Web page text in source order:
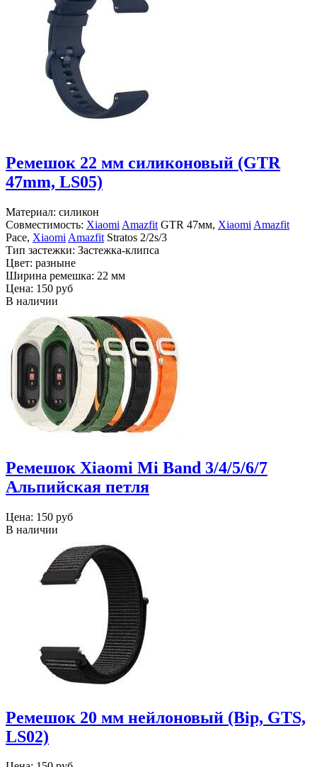
Ремешок 22 мм силиконовый (GTR
47mm, LS05)
Материал: силикон
Совместимость: Xiaomi Amazfit GTR 47мм, Xiaomi Amazfit
Pace, Xiaomi Amazfit Stratos 2/2s/3
Тип застежки: Застежка-клипса
Цвет: разныне
Ширина ремешка: 22 мм
Цена: 150 руб
В наличии
Ремешок Xiaomi Mi Band 3/4/5/6/7
Альпийская петля
Цена: 150 руб
В наличии
Ремешок 20 мм нейлоновый (Bip, GTS,
LS02)